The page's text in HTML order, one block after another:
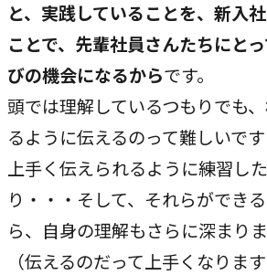
適正価格を守る仕組みに
スルスル解析
Webサイト分析をAIで自
VALUES
大切にしていること
私たちのビジョン、理念、カルチャーを
と、実践していることを、新入
ことで、先輩社員さんたちにと
びの機会になるからです。
頭では理解しているつもりでも
るように伝えるのって難しいで
上手く伝えられるように練習し
り・・・そして、それらができ
ら、自身の理解もさらに深まりま
（伝えるのだって上手くなります